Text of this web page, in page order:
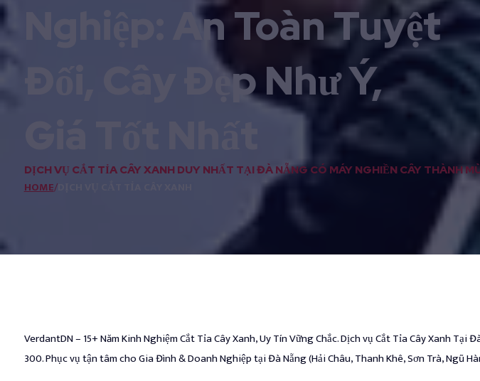
Nghiệp: An Toàn Tuyệt
Đối, Cây Đẹp Như Ý,
DỊCH VỤ CẮT TỈA CÂY XANH DUY NHẤT TẠI ĐÀ NẴNG CÓ MÁY NGHIỀN CÂY THÀNH
HOME/DỊCH VỤ CẮT TỈA CÂY XANH
VerdantDN – 15+ Năm Kinh Nghiệm Cắt Tỉa Cây Xanh, Uy Tín Vững Chắc. Dịch vụ Cắt Tỉa Cây Xanh
300. Phục vụ tận tâm cho Gia Đình & Doanh Nghiệp tại Đà Nẵng (Hải Châu, Thanh Khê, Sơn Trà, Ngũ